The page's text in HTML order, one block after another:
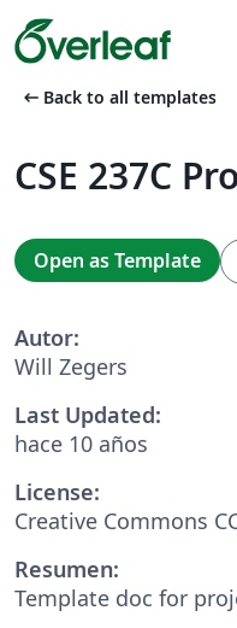
arrow_left_alt Back to all templates
CSE 237C
Open as Template
Autor:
Will Zegers
Last Updated:
hace 10 años
License:
Creative Commons
Resumen:
Template doc for